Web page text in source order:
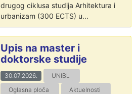
drugog ciklusa studija Arhitektura i
urbanizam (300 ECTS) u...
Upis na master i
doktorske studije
30.07.2026.
UNIBL
Oglasna ploča
Aktuelnosti